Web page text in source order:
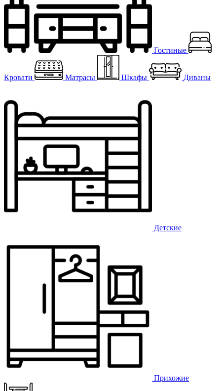
Гостиные
Кровати Матрасы Шкафы Диваны
Детские
Прихожие